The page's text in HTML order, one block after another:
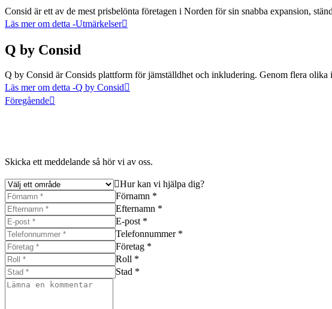
Consid är ett av de mest prisbelönta företagen i Norden för sin snabba expansion,
Läs mer om detta -Utmärkelser
Q by Consid
Q by Consid är Consids plattform för jämställdhet och inkludering. Genom flera olika
Läs mer om detta -Q by Consid
Föregående
Skicka ett meddelande så hör vi av oss.
Hur kan vi hjälpa dig?
Förnamn *
Efternamn *
E-post *
Telefonnummer *
Företag *
Roll *
Stad *